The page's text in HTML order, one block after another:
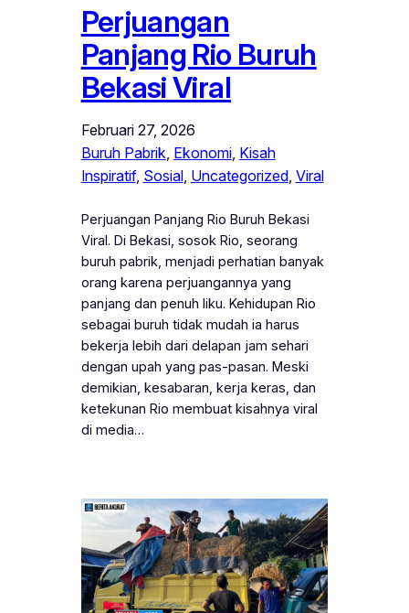
Perjuangan
Panjang Rio Buruh
Bekasi Viral
Februari 27, 2026
Buruh Pabrik, Ekonomi, Kisah
Inspiratif, Sosial, Uncategorized, Viral
Perjuangan Panjang Rio Buruh Bekasi
Viral. Di Bekasi, sosok Rio, seorang
buruh pabrik, menjadi perhatian banyak
orang karena perjuangannya yang
panjang dan penuh liku. Kehidupan Rio
sebagai buruh tidak mudah ia harus
bekerja lebih dari delapan jam sehari
dengan upah yang pas-pasan. Meski
demikian, kesabaran, kerja keras, dan
ketekunan Rio membuat kisahnya viral
di media…